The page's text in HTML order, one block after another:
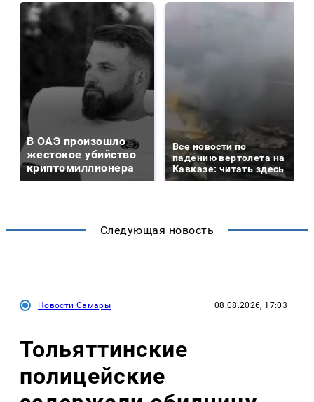
В ОАЭ произошло
жестокое убийство
криптомиллионера
Все новости по
падению вертолета на
Кавказе: читать здесь
Следующая новость
Новости Самары 08.08.2026, 17:03
Тольяттинские
полицейские